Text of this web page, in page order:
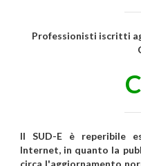
Professionisti iscritti
Il SUD-E è reperibile
Internet, in quanto la